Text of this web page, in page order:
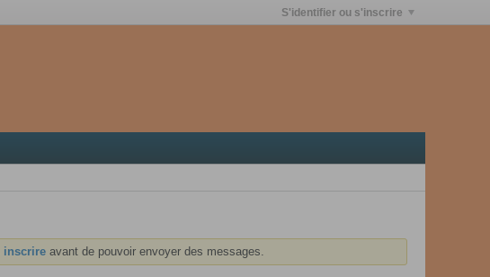
S'identifier ou s'inscrire
inscrire avant de pouvoir envoyer des messages.